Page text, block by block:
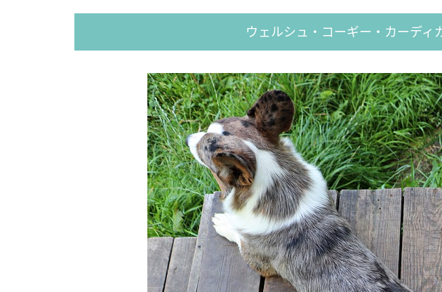
ウェルシュ・コーギー・カーディ